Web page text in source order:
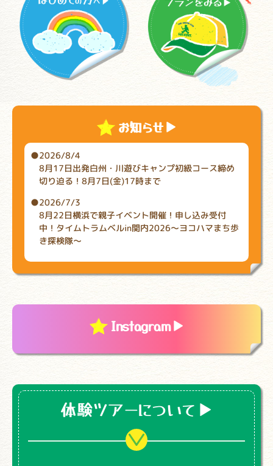
お知らせ▼
2026/8/4
8月17日出発白州・川遊びキャンプ初級コース締め
切り迫る！8月7日(金)17時まで
2026/7/3
8月22日横浜で親子イベント開催！申し込み受付
中！タイムトラムベルin関内2026～ヨコハマまち歩
き探検隊～
Instagram▼
体験ツアーについて▼